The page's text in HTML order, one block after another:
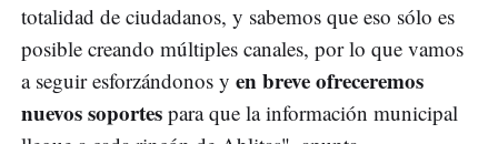
totalidad de ciudadanos, y sabemos que eso sólo es
posible creando múltiples canales, por lo que vamos
a seguir esforzándonos y en breve ofreceremos
nuevos soportes para que la información municipal